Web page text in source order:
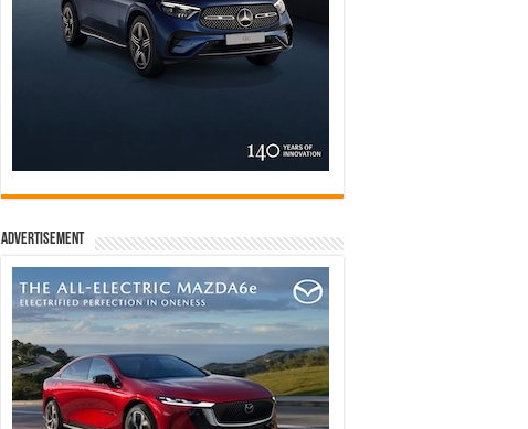
Advertisement